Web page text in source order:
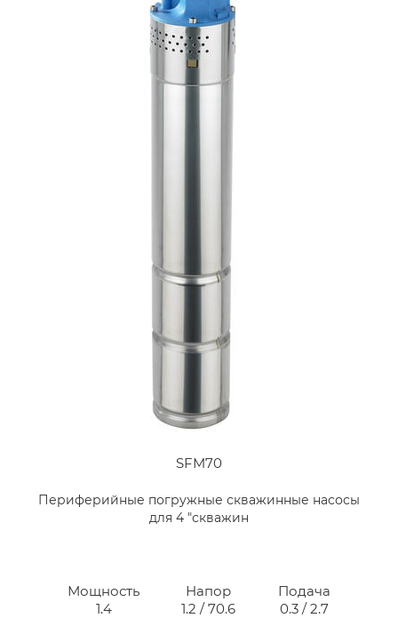
SFM70
Периферийные погружные скважинные насосы
для 4 "скважин
Мощность
1.4
Напор
1.2 / 70.6
Подача
0.3 / 2.7